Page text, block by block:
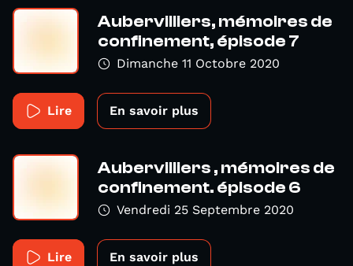
Aubervilliers, mémoires de
confinement, épisode 7
Dimanche 11 Octobre 2020
Lire En savoir plus
Aubervilliers , mémoires de
confinement. épisode 6
Vendredi 25 Septembre 2020
Lire En savoir plus